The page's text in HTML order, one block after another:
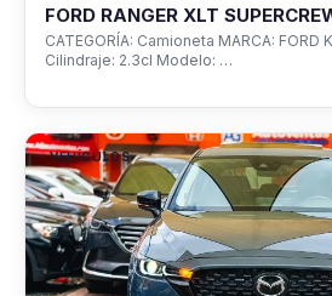
FORD RANGER XLT
CATEGORÍA: Camioneta MARCA:
Cilindraje: 2.3cl Modelo: …
VEHÍCULOS